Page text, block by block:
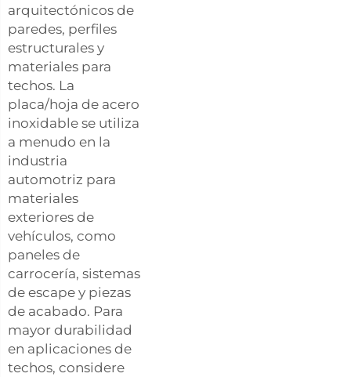
arquitectónicos de
paredes, perfiles
estructurales y
materiales para
techos. La
placa/hoja de acero
inoxidable se utiliza
a menudo en la
industria
automotriz para
materiales
exteriores de
vehículos, como
paneles de
carrocería, sistemas
de escape y piezas
de acabado. Para
mayor durabilidad
en aplicaciones de
techos, considere